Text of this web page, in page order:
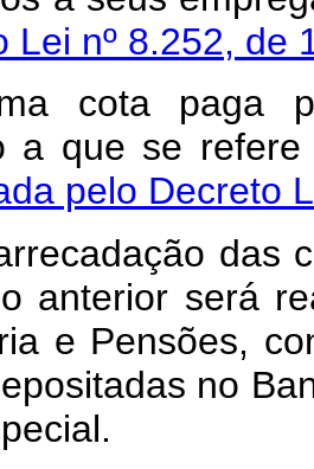
Lei nº 8.252, de
cota paga
a que
pelo Decreto
das
anterior será
e Pensões,
no